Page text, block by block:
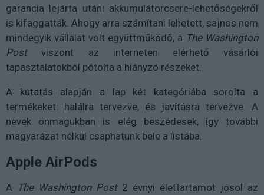
garancia lejárta utáni akkumulátorcsere-lehetőségekről
is kifaggatták. Ahogy arra számítani lehetett, sajnos nem
mindegyik vállalat volt együttműködő, a The Washington
Postviszont az interneten elérhető vásárlói
tapasztalatokból pótolta a hiányzó részeket.
A kutatás alapján a lap két kategóriába sorolta a
termékeket: halálra tervezve, és javításra tervezve. A
nevek önmagukban is elég beszédesek, így további
magyarázat nélkül csaphatunk bele a listába.
Apple AirPods
A The Washington Post2 évnyi élettartamot jósol az